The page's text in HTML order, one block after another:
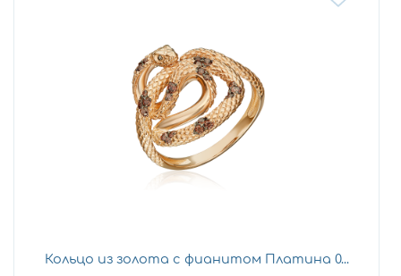
Кольцо из золота с фианитом Платина 0...